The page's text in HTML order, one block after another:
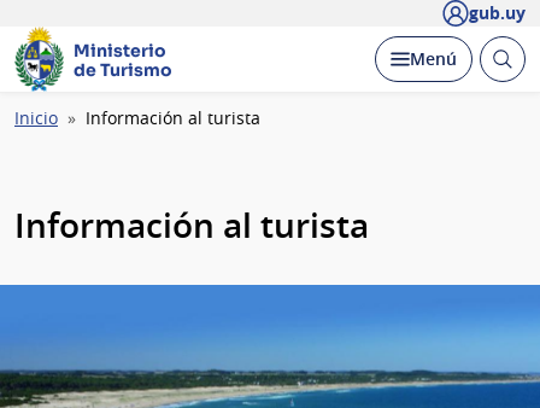
gub.uy
Ministerio
de Turismo
Desplegar
Menú Abrir
Ruta
Inicio Información al turista
Información al turista